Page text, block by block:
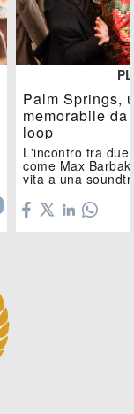
Palm Springs,
memorabile
loop
L'incontro tra
come Max
vita a una